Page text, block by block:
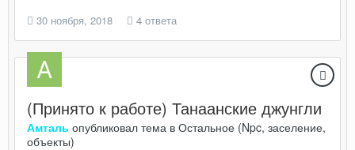
30 ноября, 2018
4 ответа
(Принято к работе) Танаанские джунгли
Амталь опубликовал тема в Остальное (Npc, заселение,
объекты)